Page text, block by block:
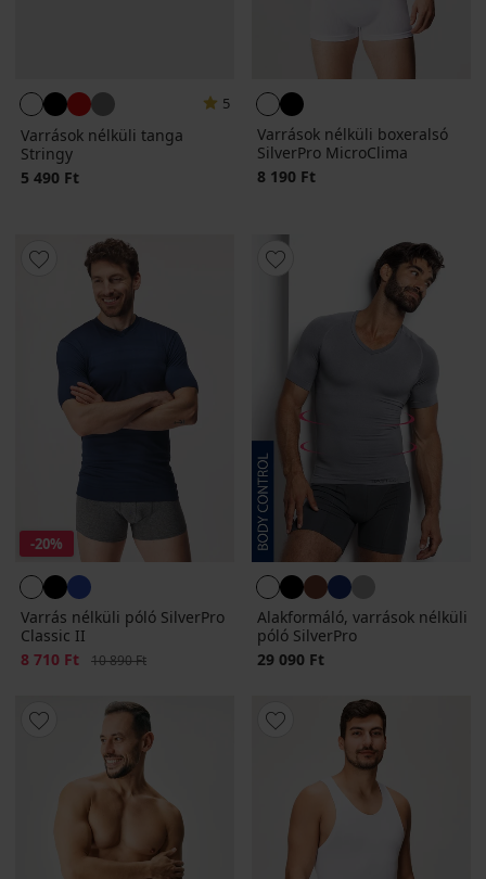
5
Varrások nélküli tanga
Stringy
5 490 Ft
Varrások nélküli boxeralsó
SilverPro MicroClima
8 190 Ft
-20%
Varrás nélküli póló SilverPro
Classic II
Kedvezmény
8 710 Ft Eredeti ár
10 890 Ft
Alakformáló, varrások nélküli
póló SilverPro
29 090 Ft